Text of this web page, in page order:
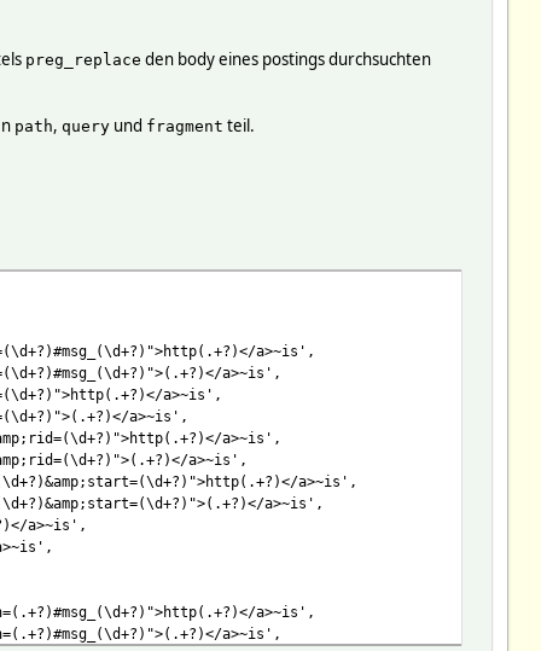
preg_replace den body eines postings durchsuchten
path, queryund fragment teil.
a>~is',
a>~is',
a>~is',
a>~is',
a>~is',
a>~is',
a>~is',
a>~is',
a>~is',
a>~is',
a>~is',